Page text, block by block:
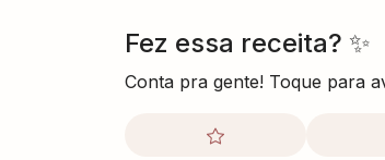
Fez essa receita? ✨
Conta pra gente! Toque para